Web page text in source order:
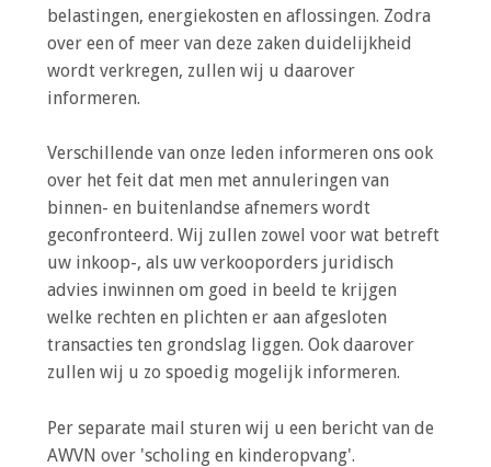
belastingen, energiekosten en aflossingen. Zodra
over een of meer van deze zaken duidelijkheid
wordt verkregen, zullen wij u daarover
informeren.
Verschillende van onze leden informeren ons ook
over het feit dat men met annuleringen van
binnen- en buitenlandse afnemers wordt
geconfronteerd. Wij zullen zowel voor wat betreft
uw inkoop-, als uw verkooporders juridisch
advies inwinnen om goed in beeld te krijgen
welke rechten en plichten er aan afgesloten
transacties ten grondslag liggen. Ook daarover
zullen wij u zo spoedig mogelijk informeren.
Per separate mail sturen wij u een bericht van de
AWVN over 'scholing en kinderopvang'.